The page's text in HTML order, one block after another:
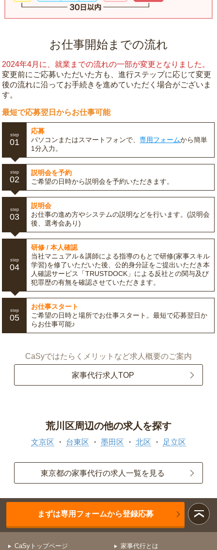
お仕事開始までの流れ
2024年4月に、就業までの流れの一部が変更となりました。
変更前にご応募いただいた方も、進行ステップに応じて変更
後の流れに沿ってお手続きを進めていただく場合がございま
す。
最短で応募翌日からお仕事可能
step
01
応募
パソコンまたはスマートフォンで、専用フォームから簡単
1分入力。
step
02
説明会を予約
ご希望の日時から説明会を予約いただきます。
step
03
説明会
お仕事の進め方やシステムの説明などを行います。(説明会
後、選考会あり)
step
04
研修 / 本人確認
当社マニュアル＆講師による指導のもとで研修(家事スキル
学習)を修了いただいた後、公的身分証をご提出いただき本
人確認サービス「TRUSTDOCK」による反社との関与及び
犯罪歴の有無を確認させていただきます。
step
05
お仕事スタート
ご希望の日時と場所でお仕事スタート。最短で応募翌日か
らお仕事可能♪
CaSyではたらくメリットなど求人概要のご案内
家事代行求人TOP
荒川区周辺の他の求人を探す
文京区 台東区 墨田区 北区 足立区
東京都の家事代行の求人一覧を見る
まずは専用フォームから登録応募
CaSyトップページ 家事代行とは